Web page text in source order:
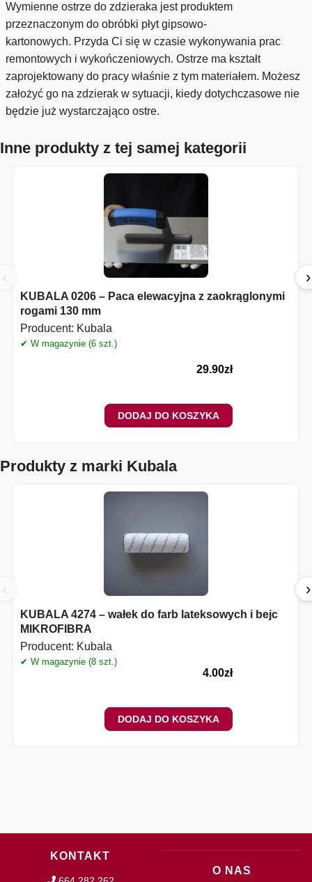
Wymienne ostrze do zdzieraka jest produktem
przeznaczonym do obróbki płyt gipsowo-
kartonowych. Przyda Ci się w czasie wykonywania prac
remontowych i wykończeniowych. Ostrze ma kształt
zaprojektowany do pracy właśnie z tym materiałem. Możesz
założyć go na zdzierak w sytuacji, kiedy dotychczasowe nie
będzie już wystarczająco ostre.
Inne produkty z tej samej kategorii
‹
KUBALA 0206 – Paca elewacyjna z zaokrąglonymi
rogami 130 mm
Producent: Kubala
✔ W magazynie (6 szt.)
29.90zł
DODAJ DO KOSZYKA
›
Produkty z marki Kubala
‹
KUBALA 4274 – wałek do farb lateksowych i bejc
MIKROFIBRA
Producent: Kubala
✔ W magazynie (8 szt.)
4.00zł
DODAJ DO KOSZYKA
›
KONTAKT
O NAS